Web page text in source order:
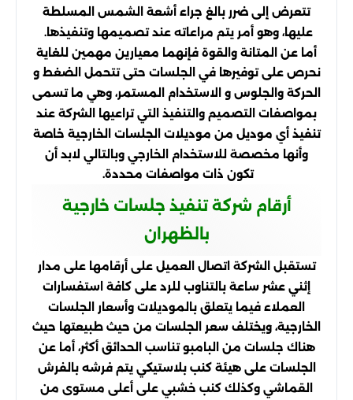
تتعرض إلى ضرر بالغ جراء أشعة الشمس المسلطة
عليها، وهو أمر يتم مراعاته عند تصميمها وتنفيذها.
أما عن المتانة والقوة فإنهما معيارين مهمين للغاية
نحرص على توفيرها في الجلسات حتى تتحمل الضغط و
الحركة والجلوس و الاستخدام المستمر، وهي ما تسمى
بمواصفات التصميم والتنفيذ التي تراعيها الشركة عند
تنفيذ أي موديل من موديلات الجلسات الخارجية خاصة
وأنها مخصصة للاستخدام الخارجي وبالتالي لابد أن
تكون ذات مواصفات محددة.
أرقام شركة تنفيذ جلسات خارجية
بالظهران
تستقبل الشركة اتصال العميل على أرقامها على مدار
إثني عشر ساعة بالتناوب للرد على كافة استفسارات
العملاء فيما يتعلق بالموديلات وأسعار الجلسات
الخارجية، ويختلف سعر الجلسات من حيث طبيعتها حيث
هناك جلسات من البامبو تناسب الحدائق أكثر، أما عن
الجلسات على هيئة كنب بلاستيكي يتم فرشه بالفرش
القماشي وكذلك كنب خشبي على أعلى مستوى من